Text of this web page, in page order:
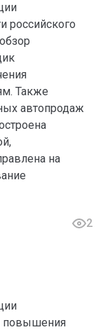
российского
Также
автопродаж
на
2
повышения